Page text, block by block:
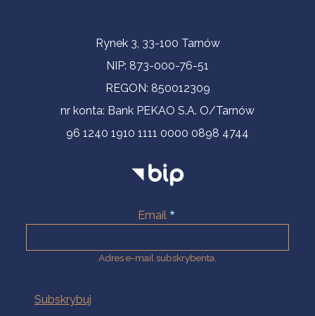
Informacje kontaktoweRynek 3, 33-100 Tarnów
NIP: 873-000-76-51
REGON: 850012309
nr konta: Bank PEKAO S.A. O/Tarnów
96 1240 1910 1111 0000 0898 4744
Email
Adres e-mail subskrybenta.